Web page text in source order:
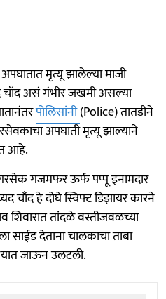
मृत्यू झालेल्या माजी
असं गंभीर जखमी असल्या
पोलिसांनी(Police) तातडीने
अपघाती मृत्यू झाल्याने
आहे.
गजमफर ऊर्फ पप्पू इनामदार
चाँद हे दोघे स्विफ्ट डिझायर कारने
शिवारात तांदळे वस्तीजवळच्या
साईड देताना चालकाचा ताबा
जाऊन उलटली.